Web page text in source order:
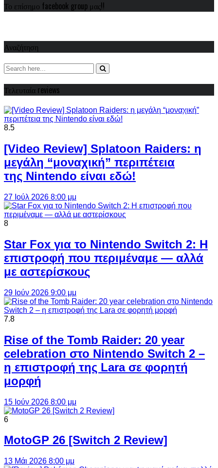
Το επίσημο facebook group μας!!
Αναζήτηση
Τελευταία reviews
8.5
[Video Review] Splatoon Raiders: η
μεγάλη “μοναχική” περιπέτεια
της Nintendo είναι εδώ!
27 Ιούλ 2026 8:00 μμ
8
Star Fox για το Nintendo Switch 2: Η
επιστροφή που περιμέναμε — αλλά
με αστερίσκους
29 Ιούν 2026 9:00 μμ
7.8
Rise of the Tomb Raider: 20 year
celebration στο Nintendo Switch 2 –
η επιστροφή της Lara σε φορητή
μορφή
15 Ιούν 2026 8:00 μμ
6
MotoGP 26 [Switch 2 Review]
13 Μάι 2026 8:00 μμ